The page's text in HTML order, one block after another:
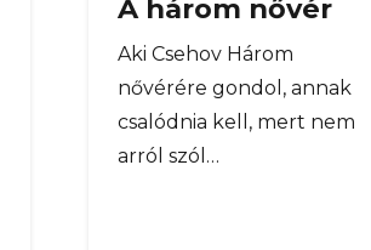
A három nővér
Aki Csehov Három
nővérére gondol, annak
csalódnia kell, mert nem
arról szól…